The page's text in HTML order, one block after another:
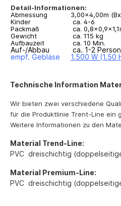
Detail-Informationen:
Abmessung
3,00x4,00m
Kinder
ca. 4-6
Packmaß
ca.
Gewicht
ca. 115 kg
Aufbauzeit
ca. 10 Min.
Auf-/Abbau ca. 1-2
empf. Gebläse
1.500 W (1.50
Technische Information
Wir bieten zwei verschiedene
für die Produktlinie Trent-Line ein
Weitere Informationen zu den
Material Trend-Line:
PVC dreischichtig
Material Premium-Line:
PVC dreischichtig